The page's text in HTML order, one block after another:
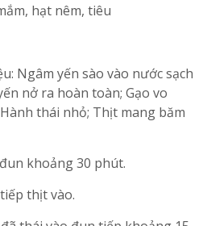
hạt nêm, tiêu
Ngâm yến sào vào nước sạch
nở ra hoàn toàn; Gạo vo
thái nhỏ; Thịt mang băm
khoảng 30 phút.
thịt vào.